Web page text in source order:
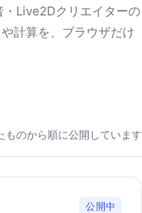
Live2Dクリエイターの
計算を、ブラウザだけ
ものから順に公開しています
公開中